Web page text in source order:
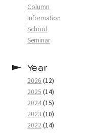
Column
Information
School
Seminar
Year
2026 (12)
2025 (14)
2024(15)
2023 (10)
2022 (14)